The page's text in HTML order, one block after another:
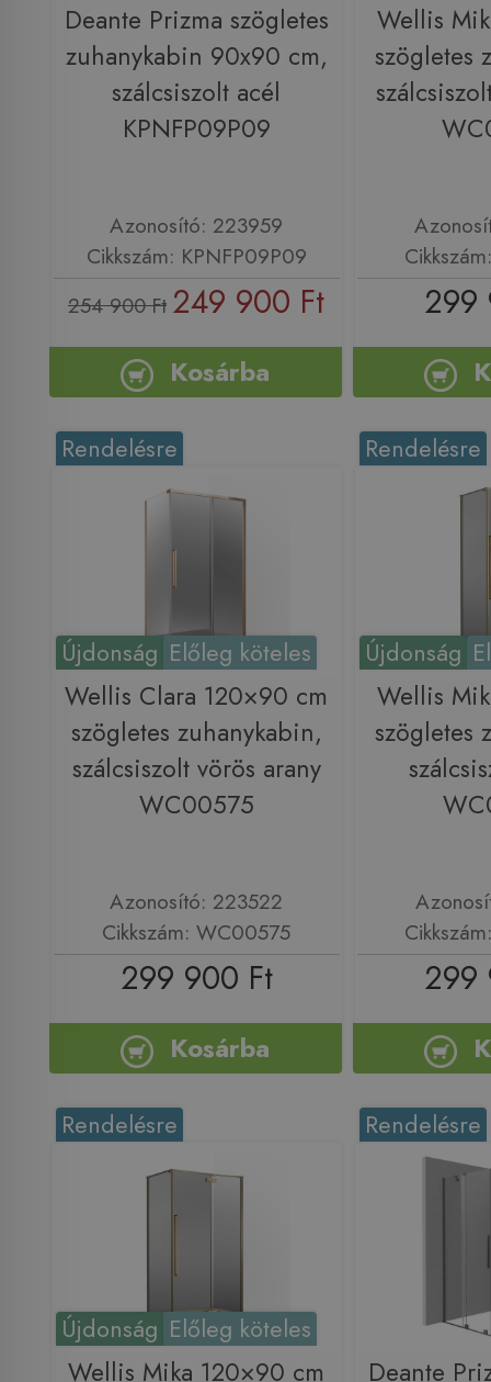
Deante Prizma szögletes
zuhanykabin 90x90 cm,
szálcsiszolt acél
KPNFP09P09
Azonosító: 223959
Cikkszám: KPNFP09P09
254 900 Ft 249 900 Ft
Kosárba
Wellis
szögletes
299
Újdonság Előleg köteles
Rendelésre
Wellis Clara 120×90 cm
szögletes zuhanykabin,
szálcsiszolt vörös arany
WC00575
Azonosító: 223522
Cikkszám: WC00575
299 900 Ft
Kosárba
Újdonság
Rendelésre
Wellis
szögletes
299
Újdonság Előleg köteles
Rendelésre
Wellis Mika 120×90 cm
Rendelésre
Deante